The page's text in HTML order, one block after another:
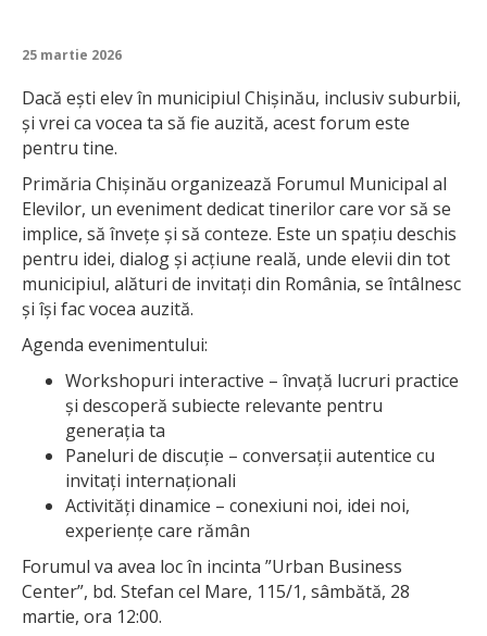
25 martie 2026
Dacă ești elev în municipiul Chișinău, inclusiv suburbii,
și vrei ca vocea ta să fie auzită, acest forum este
pentru tine.
Primăria Chișinău organizează Forumul Municipal al
Elevilor, un eveniment dedicat tinerilor care vor să se
implice, să învețe și să conteze. Este un spațiu deschis
pentru idei, dialog și acțiune reală, unde elevii din tot
municipiul, alături de invitați din România, se întâlnesc
și își fac vocea auzită.
Agenda evenimentului:
Workshopuri interactive – învață lucruri practice
și descoperă subiecte relevante pentru
generația ta
Paneluri de discuție – conversații autentice cu
invitați internaționali
Activități dinamice – conexiuni noi, idei noi,
experiențe care rămân
Forumul va avea loc în incinta ”Urban Business
Center”, bd. Stefan cel Mare, 115/1, sâmbătă, 28
martie, ora 12:00.